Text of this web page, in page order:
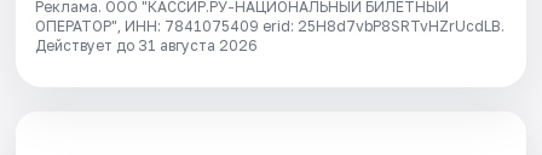
Реклама. ООО "КАССИР.РУ-НАЦИОНАЛЬНЫЙ БИЛЕТНЫЙ
ОПЕРАТОР", ИНН: 7841075409 erid: 25H8d7vbP8SRTvHZrUcdLB.
Действует до 31 августа 2026